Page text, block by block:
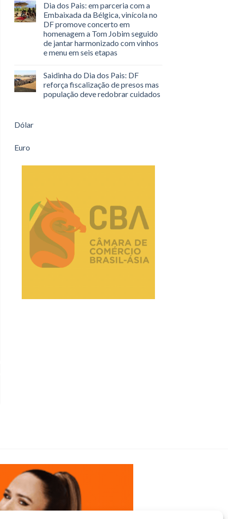
Dia dos Pais: em parceria com a
Embaixada da Bélgica, vinícola no
DF promove concerto em
homenagem a Tom Jobim seguido
de jantar harmonizado com vinhos
e menu em seis etapas
Saidinha do Dia dos Pais: DF
reforça fiscalização de presos mas
população deve redobrar cuidados
Dólar
Euro